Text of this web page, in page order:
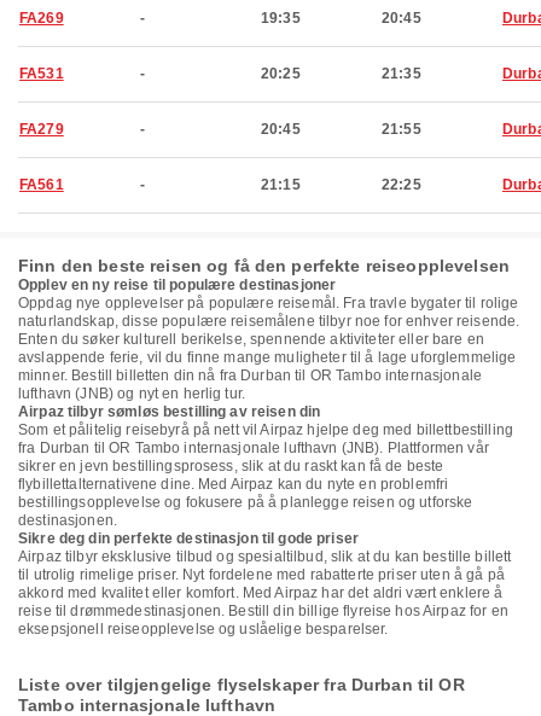
FA269 - 19:35 20:45
FA531 - 20:25 21:35
FA279 - 20:45 21:55
FA561 - 21:15 22:25
Finn den beste reisen og få den perfekte reiseopplevelsen
Opplev en ny reise til populære destinasjoner
Oppdag nye opplevelser på populære reisemål. Fra travle bygater til rolige
naturlandskap, disse populære reisemålene tilbyr noe for enhver reisende.
Enten du søker kulturell berikelse, spennende aktiviteter eller bare en
avslappende ferie, vil du finne mange muligheter til å lage uforglemmelige
minner. Bestill billetten din nå fra Durban til OR Tambo internasjonale
lufthavn (JNB) og nyt en herlig tur.
Airpaz tilbyr sømløs bestilling av reisen din
Som et pålitelig reisebyrå på nett vil Airpaz hjelpe deg med billettbestilling
fra Durban til OR Tambo internasjonale lufthavn (JNB). Plattformen vår
sikrer en jevn bestillingsprosess, slik at du raskt kan få de beste
flybillettalternativene dine. Med Airpaz kan du nyte en problemfri
bestillingsopplevelse og fokusere på å planlegge reisen og utforske
destinasjonen.
Sikre deg din perfekte destinasjon til gode priser
Airpaz tilbyr eksklusive tilbud og spesialtilbud, slik at du kan bestille billett
til utrolig rimelige priser. Nyt fordelene med rabatterte priser uten å gå på
akkord med kvalitet eller komfort. Med Airpaz har det aldri vært enklere å
reise til drømmedestinasjonen. Bestill din billige flyreise hos Airpaz for en
eksepsjonell reiseopplevelse og uslåelige besparelser.
Liste over tilgjengelige flyselskaper fra Durban til OR
Tambo internasjonale lufthavn